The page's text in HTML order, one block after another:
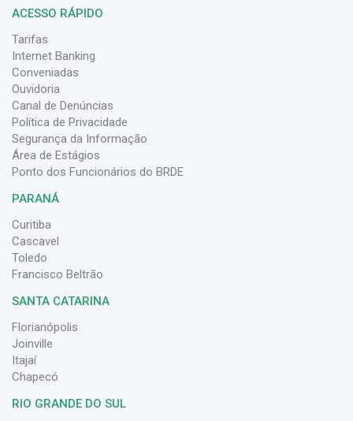
ACESSO RÁPIDO
Tarifas
Internet Banking
Conveniadas
Ouvidoria
Canal de Denúncias
Política de Privacidade
Segurança da Informação
Área de Estágios
Ponto dos Funcionários do BRDE
PARANÁ
Curitiba
Cascavel
Toledo
Francisco Beltrão
SANTA CATARINA
Florianópolis
Joinville
Itajaí
Chapecó
RIO GRANDE DO SUL